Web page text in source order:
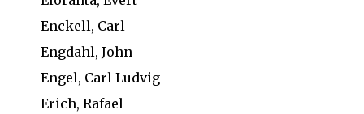
Enckell, Carl
Engdahl, John
Engel, Carl Ludvig
Erich, Rafael